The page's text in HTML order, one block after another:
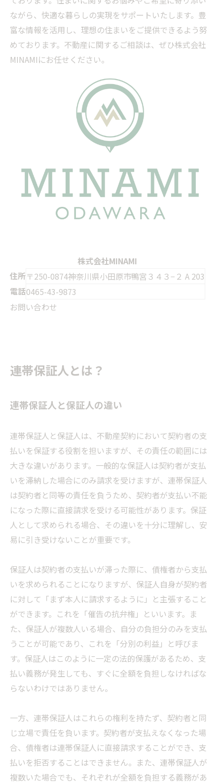
ながら、快適な暮らしの実現をサポートいたします。豊
富な情報を活用し、理想の住まいをご提供できるよう努
めております。不動産に関するご相談は、ぜひ株式会社
MINAMIにお任せください。
株式会社MINAMI
住所〒250-0874神奈川県小田原市鴨宮３４３−２ A 203
電話0465-43-9873
お問い合わせ
連帯保証人とは？
連帯保証人と保証人の違い
連帯保証人と保証人は、不動産契約において契約者の支
払いを保証する役割を担いますが、その責任の範囲には
大きな違いがあります。一般的な保証人は契約者が支払
いを滞納した場合にのみ請求を受けますが、連帯保証人
は契約者と同等の責任を負うため、契約者が支払い不能
になった際に直接請求を受ける可能性があります。保証
人として求められる場合、その違いを十分に理解し、安
易に引き受けないことが重要です。
保証人は契約者の支払いが滞った際に、債権者から支払
いを求められることになりますが、保証人自身が契約者
に対して「まず本人に請求するように」と主張すること
ができます。これを「催告の抗弁権」といいます。ま
た、保証人が複数人いる場合、自分の負担分のみを支払
うことが可能であり、これを「分別の利益」と呼びま
す。保証人はこのように一定の法的保護があるため、支
払い義務が発生しても、すぐに全額を負担しなければな
らないわけではありません。
一方、連帯保証人はこれらの権利を持たず、契約者と同
じ立場で責任を負います。契約者が支払えなくなった場
合、債権者は連帯保証人に直接請求することができ、支
払いを拒否することはできません。また、連帯保証人が
複数いた場合でも、それぞれが全額を負担する義務があ